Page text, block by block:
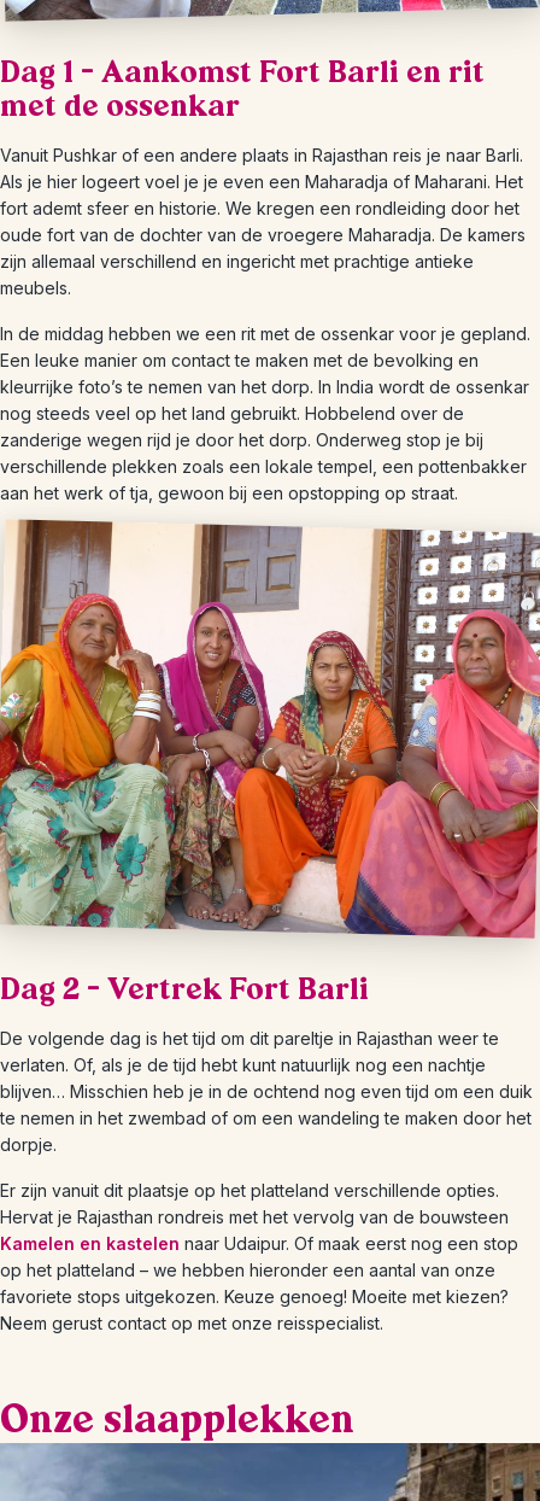
Dag 1 – Aankomst Fort Barli en rit
met de ossenkar
Vanuit Pushkar of een andere plaats in Rajasthan reis je naar Barli.
Als je hier logeert voel je je even een Maharadja of Maharani. Het
fort ademt sfeer en historie. We kregen een rondleiding door het
oude fort van de dochter van de vroegere Maharadja. De kamers
zijn allemaal verschillend en ingericht met prachtige antieke
meubels.
In de middag hebben we een rit met de ossenkar voor je gepland.
Een leuke manier om contact te maken met de bevolking en
kleurrijke foto’s te nemen van het dorp. In India wordt de ossenkar
nog steeds veel op het land gebruikt. Hobbelend over de
zanderige wegen rijd je door het dorp. Onderweg stop je bij
verschillende plekken zoals een lokale tempel, een pottenbakker
aan het werk of tja, gewoon bij een opstopping op straat.
Dag 2 – Vertrek Fort Barli
De volgende dag is het tijd om dit pareltje in Rajasthan weer te
verlaten. Of, als je de tijd hebt kunt natuurlijk nog een nachtje
blijven… Misschien heb je in de ochtend nog even tijd om een duik
te nemen in het zwembad of om een wandeling te maken door het
dorpje.
Er zijn vanuit dit plaatsje op het platteland verschillende opties.
Hervat je Rajasthan rondreis met het vervolg van de bouwsteen
Kamelen en kastelen naar Udaipur. Of maak eerst nog een stop
op het platteland – we hebben hieronder een aantal van onze
favoriete stops uitgekozen. Keuze genoeg! Moeite met kiezen?
Neem gerust contact op met onze reisspecialist.
Onze slaapplekken